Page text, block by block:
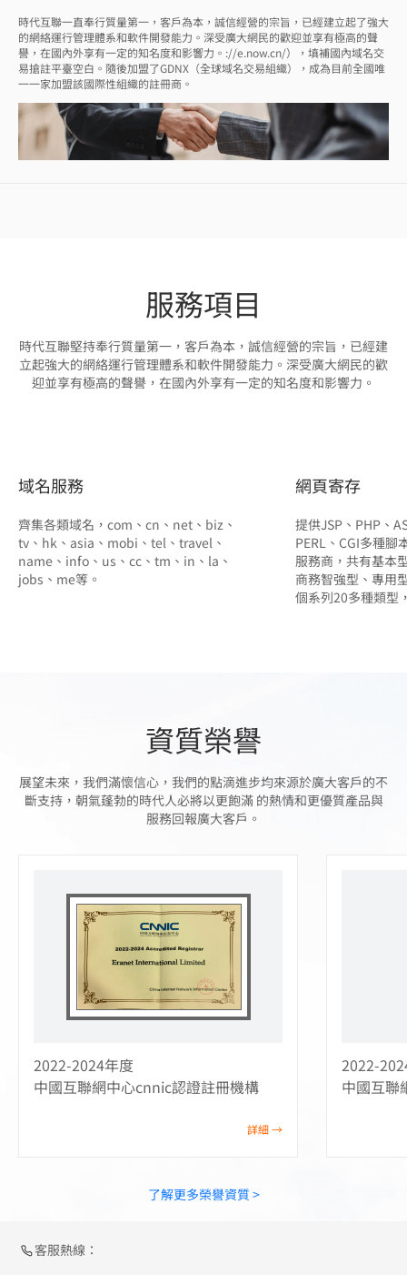
時代互聯一直奉行質量第一，客戶為本，誠信經營的宗旨，已經建立起了強大
的網絡運行管理體系和軟件開發能力。深受廣大網民的歡迎並享有極高的聲
譽，在國內外享有一定的知名度和影響力。://e.now.cn/），填補國內域名交
易搶註平臺空白。隨後加盟了GDNX（全球域名交易組織），成為目前全國唯
一一家加盟該國際性組織的註冊商。
服務項目
時代互聯堅持奉行質量第一，客戶為本，誠信經營的宗旨，已經建
立起強大的網絡運行管理體系和軟件開發能力。深受廣大網民的歡
迎並享有極高的聲譽，在國內外享有一定的知名度和影響力。
域名服務
齊集各類域名，com、cn、net、biz、
tv、hk、asia、mobi、tel、travel、
name、info、us、cc、tm、in、la、
jobs、me等。
網頁寄存
提供JSP、PHP、
PERL、CGI多種腳
服務商，共有基本
商務智強型、專用
個系列20多種類型
資質榮譽
展望未來，我們滿懷信心，我們的點滴進步均來源於廣大客戶的不
斷支持，朝氣蓬勃的時代人必將以更飽滿 的熱情和更優質產品與
服務回報廣大客戶。
2022-2024年度
中國互聯網中心cnnic認證註冊機構
詳細 →
2022-
中國互聯
了解更多榮譽資質 >
客服熱線：